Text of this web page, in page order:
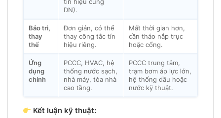
tín hiệu cùng
DN).
Bảo trì,
thay
thế
Đơn giản, có thể
thay công tắc tín
hiệu riêng.
Mất thời gian hơn,
cần tháo nắp trục
hoặc cổng.
Ứng
dụng
chính
PCCC, HVAC, hệ
thống nước sạch,
nhà máy, tòa nhà
cao tầng.
PCCC trung tâm,
trạm bơm áp lực lớn,
hệ thống dầu hoặc
nước kỹ thuật.
Kết luận kỹ thuật: